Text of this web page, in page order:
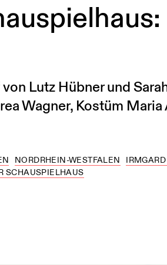
Lutz Hübner und
Wagner, Kostüm
NORDRHEIN-WESTFALEN
SCHAUSPIELHAUS